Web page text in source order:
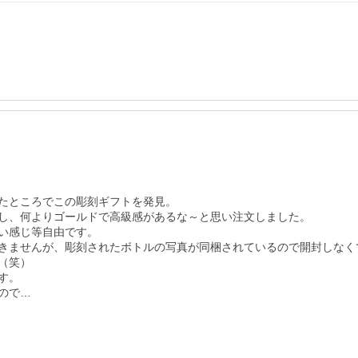
ころでこの彫刻ギフトを発見。
何よりゴールドで高級感があるな～と思い注文しました。
じ等自由です。
せんが、彫刻されたボトルの写真が同梱されているので開封しな
笑）
。
で…